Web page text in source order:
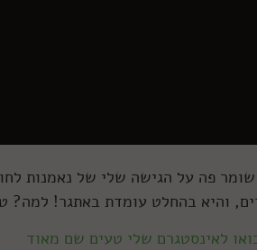
שומר פה על הגישה שלי של נאמנות
והיא בהחלט עומדת באתגר! למה?
לאינסטגרם שלי טעים שם מאוד